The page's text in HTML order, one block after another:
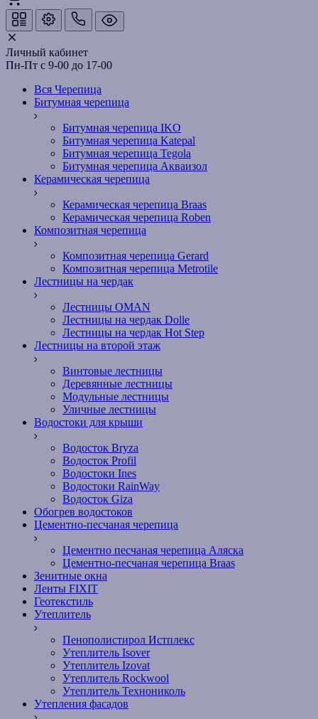
Личный кабинет
Пн-Пт с 9-00 до 17-00
Вся Черепица
Битумная черепица
Битумная черепица IKO
Битумная черепица Katepal
Битумная черепица Tegola
Битумная черепица Акваизол
Керамическая черепица
Керамическая черепица Braas
Керамическая черепица Roben
Композитная черепица
Композитная черепица Gerard
Композитная черепица Metrotile
Лестницы на чердак
Лестницы OMAN
Лестницы на чердак Dolle
Лестницы на чердак Hot Step
Лестницы на второй этаж
Винтовые лестницы
Деревянные лестницы
Модульные лестницы
Уличные лестницы
Водостоки для крыши
Водосток Bryza
Водосток Profil
Водостоки Ines
Водостоки RainWay
Водосток Giza
Обогрев водостоков
Цементно-песчаная черепица
Цементно песчаная черепица Аляска
Цементно-песчаная черепица Braas
Зенитные окна
Ленты FIXIT
Геотекстиль
Утеплитель
Пенополистирол Истплекс
Утеплитель Isover
Утеплитель Izovat
Утеплитель Rockwool
Утеплитель Технониколь
Утепления фасадов